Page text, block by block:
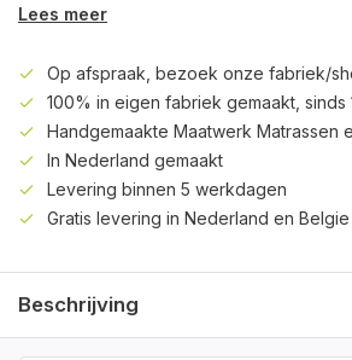
Lees meer
Op afspraak, bezoek onze fabriek/
100% in eigen fabriek gemaakt, sinds
Handgemaakte Maatwerk Matrassen
In Nederland gemaakt
Levering binnen 5 werkdagen
Gratis levering in Nederland en Belgie
Beschrijving